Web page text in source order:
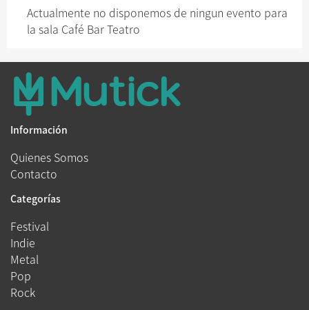
Actualmente no disponemos de ningun evento para
la sala Café Bar Teatro
Información
Quienes Somos
Contacto
Categorías
Festival
Indie
Metal
Pop
Rock